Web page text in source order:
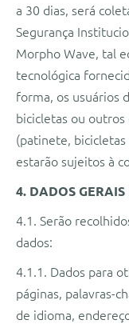
a 30 dias, será
Segurança
Morpho Wave, tal
tecnológica
forma, os usuários
bicicletas ou
(patinete,
estarão sujeitos à
4. DADOS
4.1. Serão
dados:
4.1.1. Dados para
páginas, palavras-
de idioma,